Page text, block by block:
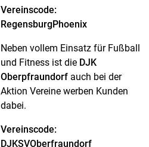
Vereinscode:
RegensburgPhoenix
Neben vollem Einsatz für Fußball
und Fitness ist die DJK
Oberpfraundorfauch bei der
Aktion Vereine werben Kunden
dabei.
Vereinscode:
DJKSVOberfraundorf